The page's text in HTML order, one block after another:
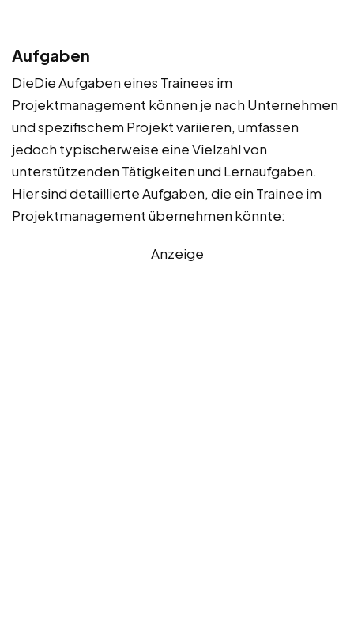
Aufgaben
DieDie Aufgaben eines Trainees im
Projektmanagement können je nach Unternehmen
und spezifischem Projekt variieren, umfassen
jedoch typischerweise eine Vielzahl von
unterstützenden Tätigkeiten und Lernaufgaben.
Hier sind detaillierte Aufgaben, die ein Trainee im
Projektmanagement übernehmen könnte:
Anzeige